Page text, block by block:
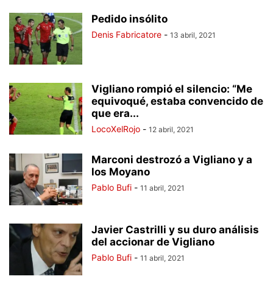
Pedido insólito
Denis Fabricatore - 13 abril, 2021
Vigliano rompió el silencio: “Me
equivoqué, estaba convencido de
que era...
LocoXelRojo - 12 abril, 2021
Marconi destrozó a Vigliano y a
los Moyano
Pablo Bufi - 11 abril, 2021
Javier Castrilli y su duro análisis
del accionar de Vigliano
Pablo Bufi - 11 abril, 2021